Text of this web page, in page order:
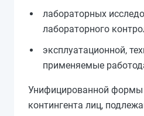
лабораторных
лабораторного
эксплуатационной,
применяемые
Унифицированной формы
контингента лиц,